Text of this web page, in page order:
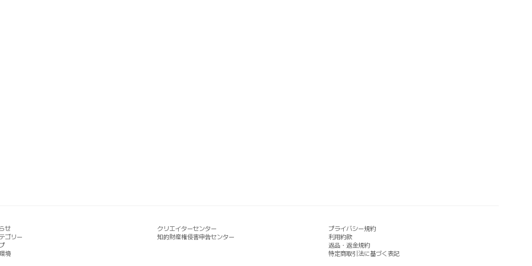
せ
ゴリー
境
クリエイターセンター
知的財産権侵害申告センター
プライバシー規約
利用約款
返品・返金規約
特定商取引法に基づく表記